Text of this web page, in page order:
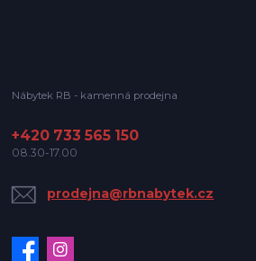
Nábytek RB - kamenná prodejna
+420 733 565 150
08.30-17.00
prodejna@rbnabytek.cz